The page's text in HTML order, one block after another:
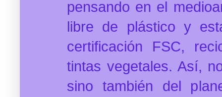
pensando en el
libre de plástico y
certificación FSC,
tintas vegetales. Así,
sino también del